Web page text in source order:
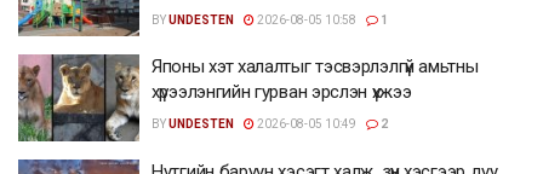
BYUNDESTEN 2026-08-05 10:58 1
Японы хэт халалтыг тэсвэрлэлгүй амьтны
хүрээлэнгийн гурван эрслэн үхжээ
BYUNDESTEN 2026-08-05 10:49 2